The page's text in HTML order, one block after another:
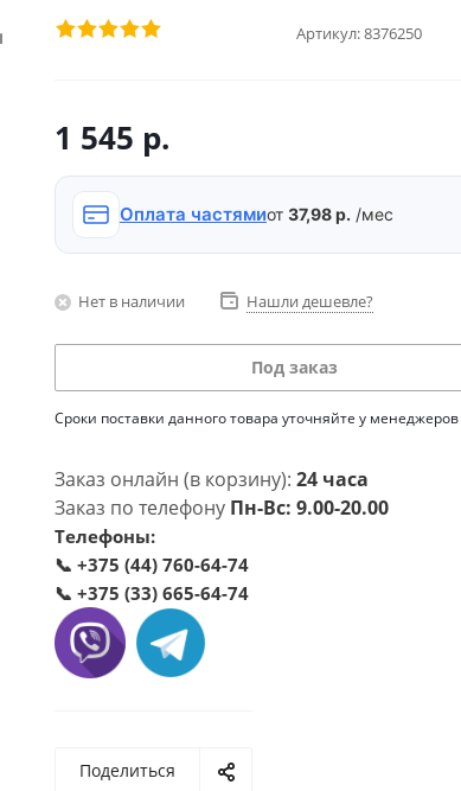
Артикул:8376250
1 545 р.
Оплата частямиот 37,98 р. /мес
Нет в наличии Нашли дешевле?
Под заказ
Сроки поставки данного товара уточняйте у
Заказ онлайн (в корзину): 24 часа
Заказ по телефону Пн-Вс: 9.00-20.00
Телефоны:
📞 +375 (44) 760-64-74
📞 +375 (33) 665-64-74
Поделиться